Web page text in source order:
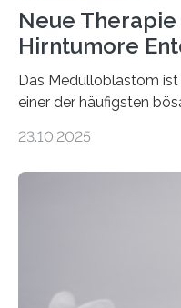
Neue
Hirntumore
Das Medulloblastom ist
einer der häufigsten
Betroffenen können mit
Dringend benötigt
nur
Gewebe verschonen.
Hertie-Institut für
Universitätsklinikum
23.10.2025